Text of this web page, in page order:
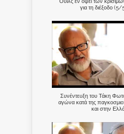
για τη διέξοδο
Συνέντευξη του Τάκη
αγώνα κατά της
και στην